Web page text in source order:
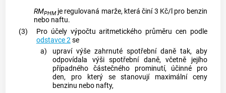
RMPHM je regulovaná marže, která činí 3 Kč/l pro benzin
nebo naftu.
(3)
Pro účely výpočtu aritmetického průměru cen podle
odstavce 2se
a)
upraví výše zahrnuté spotřební daně tak, aby
odpovídala výši spotřební daně, včetně jejího
případného částečného prominutí, účinné pro
den, pro který se stanovují maximální ceny
benzinu nebo nafty,